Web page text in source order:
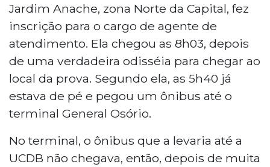
Jardim Anache, zona Norte da Capital, fez
inscrição para o cargo de agente de
atendimento. Ela chegou as 8h03, depois
de uma verdadeira odisséia para chegar ao
local da prova. Segundo ela, as 5h40 já
estava de pé e pegou um ônibus até o
terminal General Osório.
No terminal, o ônibus que a levaria até a
UCDB não chegava, então, depois de muita